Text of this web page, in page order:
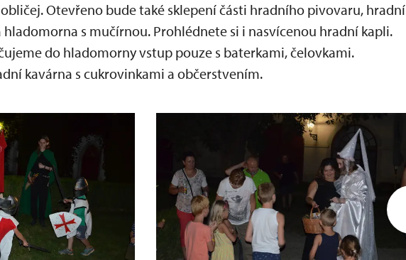
Otevřeno bude také sklepení části hradního pivovaru, hradní
hladomorna s mučírnou. Prohlédnete si i nasvícenou hradní kapli.
do hladomorny vstup pouze s baterkami, čelovkami.
kavárna s cukrovinkami a občerstvením.